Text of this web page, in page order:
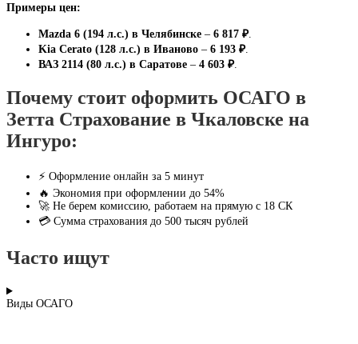
Примеры цен:
Mazda 6 (194 л.с.) в Челябинске – 6 817 ₽.
Kia Cerato (128 л.с.) в Иваново – 6 193 ₽.
ВАЗ 2114 (80 л.с.) в Саратове – 4 603 ₽.
Почему стоит оформить ОСАГО в
Зетта Страхование в Чкаловске на
Ингуро:
⚡ Оформление онлайн за 5 минут
🔥 Экономия при оформлении до 54%
🚀 Не берем комиссию, работаем на прямую с 18 СК
💳 Сумма страхования до 500 тысяч рублей
Часто ищут
Виды ОСАГО